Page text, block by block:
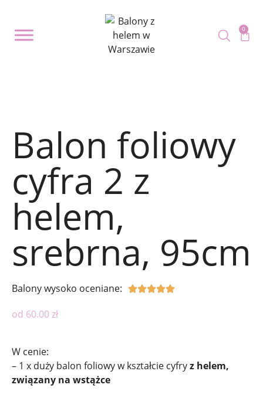
0
Balon foliowy
cyfra 2 z
helem,
srebrna, 95cm
Balony wysoko oceniane: 
od 60.00zł
W cenie:
– 1 x duży balon foliowy w kształcie cyfryz helem,
związany na wstążce